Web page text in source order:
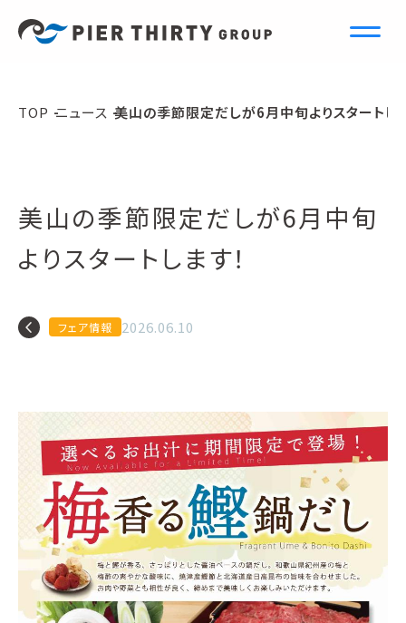
TOP ニュース 美山の季節限定だしが6月中旬よりスタートし
美山の季節限定だしが6月中旬
よりスタートします！
navigate_before フェア情報 2026.06.10